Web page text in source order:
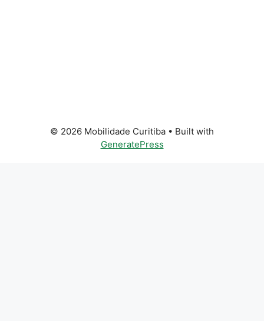
© 2026 Mobilidade Curitiba • Built with
GeneratePress